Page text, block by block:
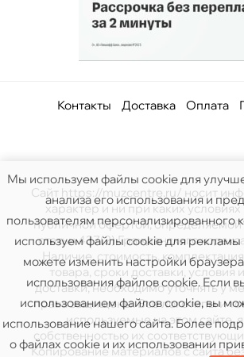
Контакты Доставка Оплата
Сайт https://muzcentre.ru/ носит
характер и ни при каких условиях
публичной офертой,
статьи 437(2) Гражданского
Наличие, стоимость,
товара, сроки доставки, условия
доставки, необходимо уточнять у
права защищены. Все логотипы и
используемые на этом сайте,
собственностью их
Копирование материалов с сайта
Мы используем файлы cookie для
анализа его использования и
пользователям персонализированного
используем файлы cookie для рекламы
можете изменить настройки браузера
использования файлов cookie. Если
использованием файлов cookie, вы
использование нашего сайта. Более
о файлах cookie и их использовании